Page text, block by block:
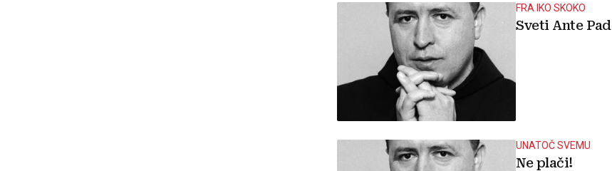
FRA IKO SKOKO
Sveti Ante
UNATOČ SVEMU
Ne plači!